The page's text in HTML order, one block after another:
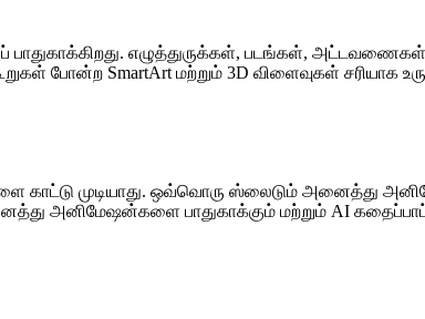
எழுத்துருக்கள், படங்கள், அட்டவணைகள்,
போன்ற SmartArt மற்றும் 3D விளைவுகள் சரியாக
முடியாது. ஒவ்வொரு ஸ்லைடும் அனைத்து
அனிமேஷன்களை பாதுகாக்கும் மற்றும் AI